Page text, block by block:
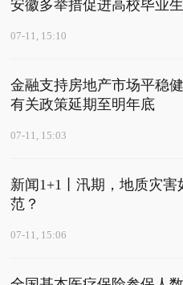
安徽多举措促进高校毕业
07-11, 15:10
金融支持房地产市场平稳
有关政策延期至明年底
07-11, 15:03
新闻1+1丨汛期，地质灾害
范？
07-11, 15:06